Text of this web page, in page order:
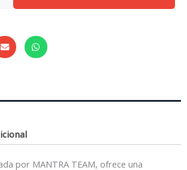
por MANTRA TEAM, ofrece una